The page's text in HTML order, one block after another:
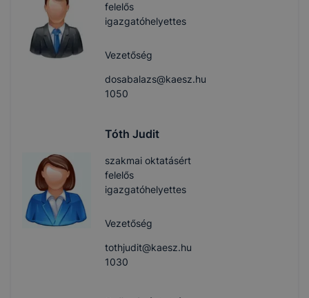
felelős
igazgatóhelyettes
Vezetőség
dosabalazs@kaesz.hu
1050
Tóth Judit
szakmai oktatásért
felelős
igazgatóhelyettes
Vezetőség
tothjudit@kaesz.hu
1030